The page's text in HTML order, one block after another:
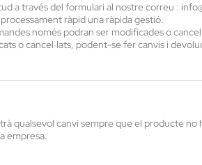
a través del formulari al nostre correu :
ràpid una ràpida gestió.
només podran ser modificades o
o cancel·lats, podent-se fer canvis i
qualsevol canvi sempre que el producte no
empresa.